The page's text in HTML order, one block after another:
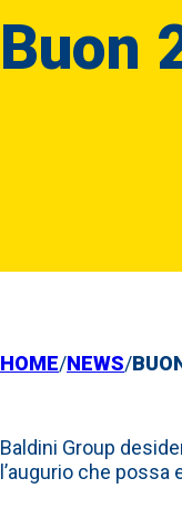
Buon
HOME/NEWS/
Baldini Group
l’augurio che possa